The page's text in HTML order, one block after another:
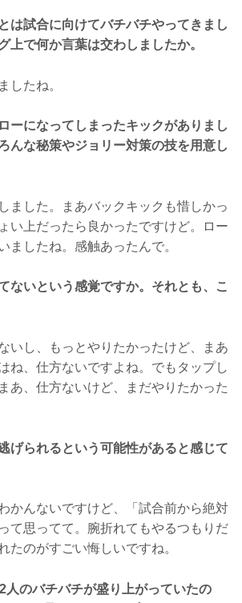
は試合に向けてバチバチやってきまし
上で何か言葉は交わしましたか。
したね。
ーになってしまったキックがありまし
んな秘策やジョリー対策の技を用意し
ました。まあバックキックも惜しかっ
い上だったら良かったですけど。ロー
ましたね。感触あったんで。
ないという感覚ですか。それとも、こ
いし、もっとやりたかったけど、まあ
ね、仕方ないですよね。でもタップし
あ、仕方ないけど、まだやりたかった
げられるという可能性があると感じて
かんないですけど、「試合前から絶対
て思ってて。腕折れてもやるつもりだ
たのがすごい悔しいですね。
人のバチバチが盛り上がっていたの